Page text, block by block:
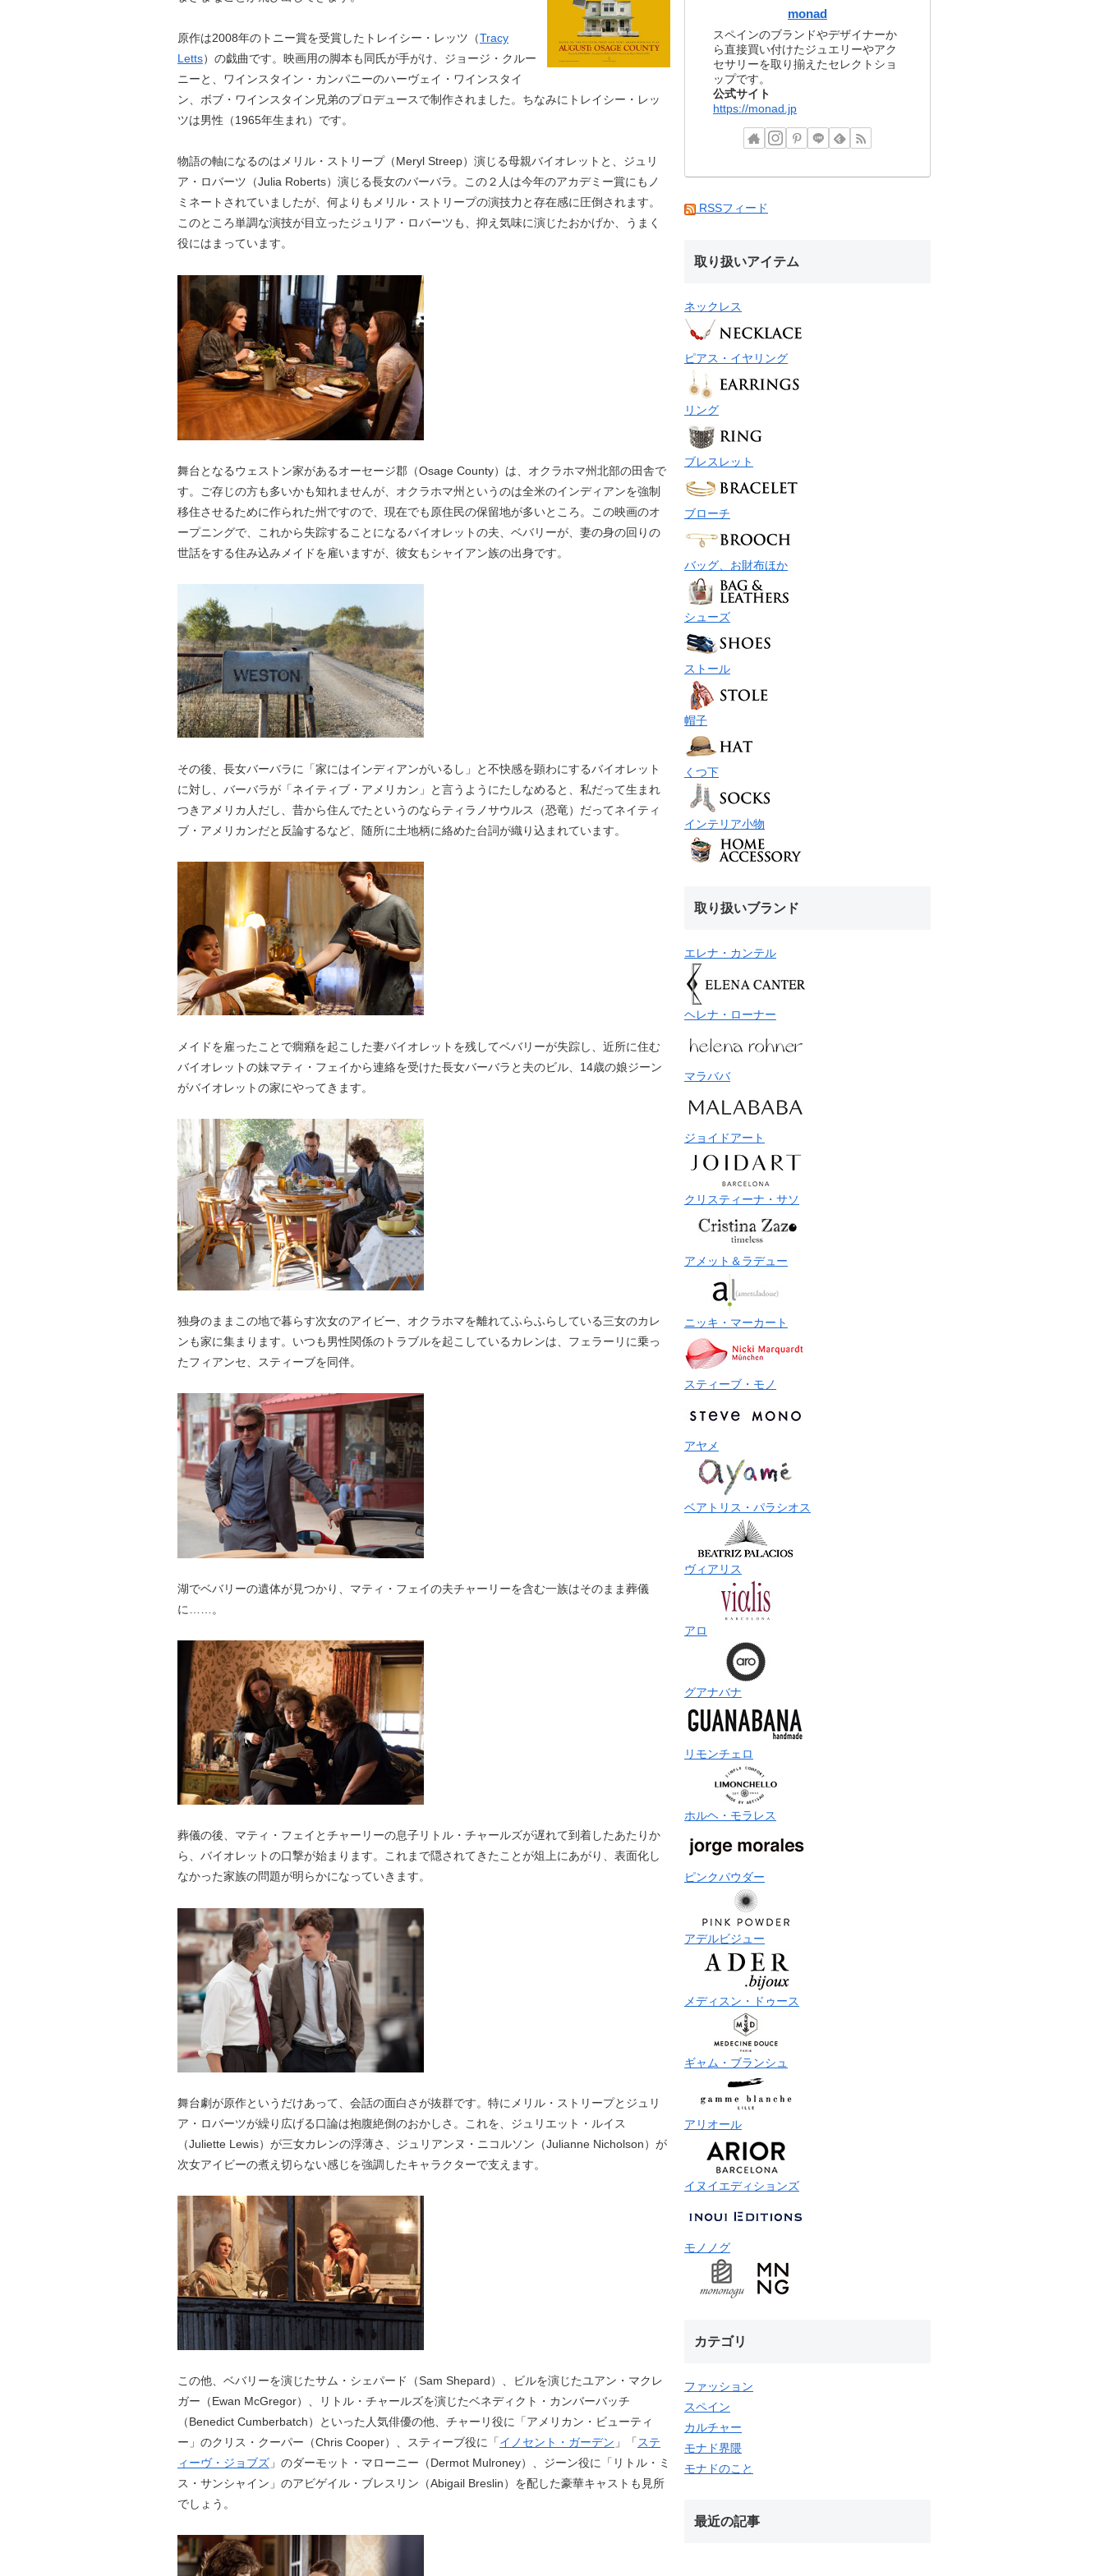
原作は2008年のトニー賞を受賞したトレイシー・レッツ（Tracy
Letts）の戯曲です。映画用の脚本も同氏が手がけ、ジョージ・クルー
ニーと、ワインスタイン・カンパニーのハーヴェイ・ワインスタイ
ン、ボブ・ワインスタイン兄弟のプロデュースで制作されました。ちなみにトレイシー・レッ
ツは男性（1965年生まれ）です。
物語の軸になるのはメリル・ストリープ（Meryl Streep）演じる母親バイオレットと、ジュリ
ア・ロバーツ（Julia Roberts）演じる長女のバーバラ。この２人は今年のアカデミー賞にもノ
ミネートされていましたが、何よりもメリル・ストリープの演技力と存在感に圧倒されます。
このところ単調な演技が目立ったジュリア・ロバーツも、抑え気味に演じたおかげか、うまく
役にはまっています。
舞台となるウェストン家があるオーセージ郡（Osage County）は、オクラホマ州北部の田舎で
す。ご存じの方も多いかも知れませんが、オクラホマ州というのは全米のインディアンを強制
移住させるために作られた州ですので、現在でも原住民の保留地が多いところ。この映画のオ
ープニングで、これから失踪することになるバイオレットの夫、ベバリーが、妻の身の回りの
世話をする住み込みメイドを雇いますが、彼女もシャイアン族の出身です。
その後、長女バーバラに「家にはインディアンがいるし」と不快感を顕わにするバイオレット
に対し、バーバラが「ネイティブ・アメリカン」と言うようにたしなめると、私だって生まれ
つきアメリカ人だし、昔から住んでたというのならティラノサウルス（恐竜）だってネイティ
ブ・アメリカンだと反論するなど、随所に土地柄に絡めた台詞が織り込まれています。
メイドを雇ったことで癇癪を起こした妻バイオレットを残してベバリーが失踪し、近所に住む
バイオレットの妹マティ・フェイから連絡を受けた長女バーバラと夫のビル、14歳の娘ジーン
がバイオレットの家にやってきます。
独身のままこの地で暮らす次女のアイビー、オクラホマを離れてふらふらしている三女のカレ
ンも家に集まります。いつも男性関係のトラブルを起こしているカレンは、フェラーリに乗っ
たフィアンセ、スティーブを同伴。
湖でベバリーの遺体が見つかり、マティ・フェイの夫チャーリーを含む一族はそのまま葬儀
に……。
葬儀の後、マティ・フェイとチャーリーの息子リトル・チャールズが遅れて到着したあたりか
ら、バイオレットの口撃が始まります。これまで隠されてきたことが俎上にあがり、表面化し
なかった家族の問題が明らかになっていきます。
舞台劇が原作というだけあって、会話の面白さが抜群です。特にメリル・ストリープとジュリ
ア・ロバーツが繰り広げる口論は抱腹絶倒のおかしさ。これを、ジュリエット・ルイス
（Juliette Lewis）が三女カレンの浮薄さ、ジュリアンヌ・ニコルソン（Julianne Nicholson）が
次女アイビーの煮え切らない感じを強調したキャラクターで支えます。
この他、ベバリーを演じたサム・シェパード（Sam Shepard）、ビルを演じたユアン・マクレ
ガー（Ewan McGregor）、リトル・チャールズを演じたベネディクト・カンバーバッチ
（Benedict Cumberbatch）といった人気俳優の他、チャーリ役に「アメリカン・ビューティ
ー」のクリス・クーパー（Chris Cooper）、スティーブ役に「イノセント・ガーデン 」「 ステ
ィーヴ・ジョブズ 」のダーモット・マローニー（Dermot Mulroney）、ジーン役に「リトル・ミ
ス・サンシャイン」のアビゲイル・ブレスリン（Abigail Breslin）を配した豪華キャストも見所
でしょう。
monad
スペインのブランドやデザイナーか
ら直接買い付けたジュエリーやアク
セサリーを取り揃えたセレクトショ
ップです。
公式サイト
https://monad.jp
RSSフィード
取り扱いアイテム
ネックレス
ピアス・イヤリング
リング
ブレスレット
ブローチ
バッグ、お財布ほか
シューズ
ストール
帽子
くつ下
インテリア小物
取り扱いブランド
エレナ・カンテル
ヘレナ・ローナー
マラババ
ジョイドアート
クリスティーナ・サソ
アメット＆ラデュー
ニッキ・マーカート
スティーブ・モノ
アヤメ
ベアトリス・パラシオス
ヴィアリス
アロ
グアナバナ
リモンチェロ
ホルヘ・モラレス
ピンクパウダー
アデルビジュー
メディスン・ドゥース
ギャム・ブランシュ
アリオール
イヌイエディションズ
モノノグ
カテゴリ
ファッション
スペイン
カルチャー
モナド界隈
モナドのこと
最近の記事